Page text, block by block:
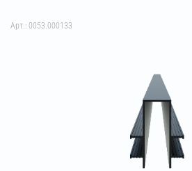
Арт.: 0053.000133